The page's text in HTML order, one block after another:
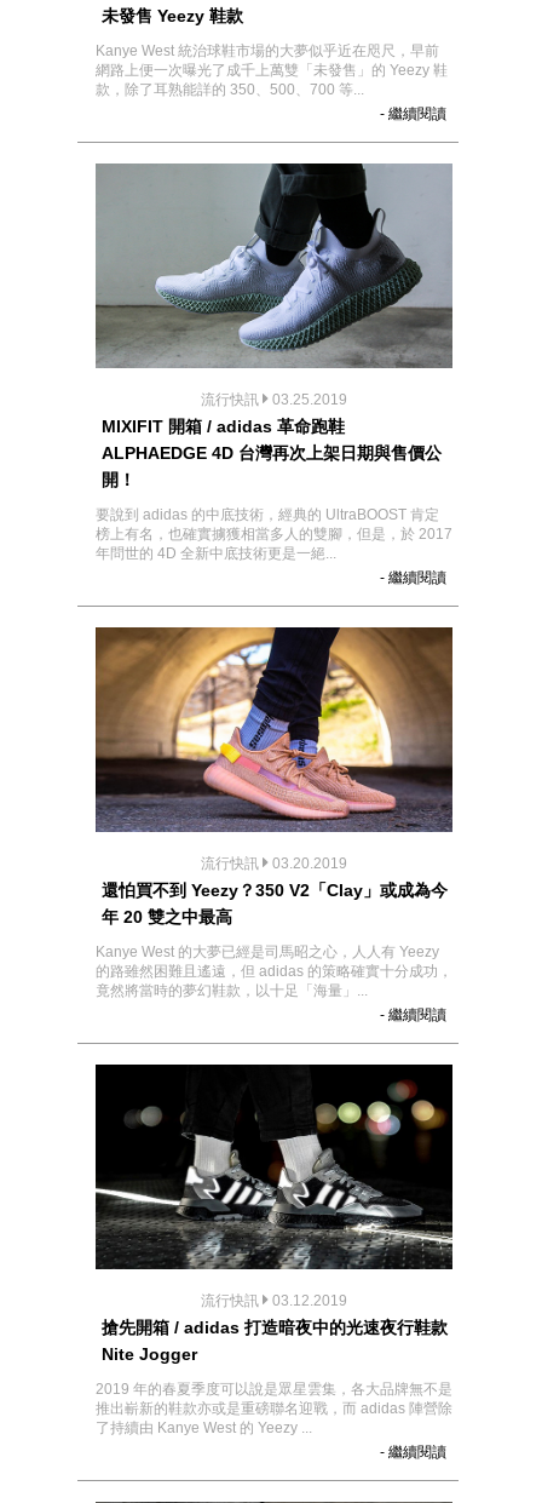
未發售 Yeezy 鞋款
Kanye West 統治球鞋市場的大夢似乎近在咫尺，早前
網路上便一次曝光了成千上萬雙「未發售」的 Yeezy 鞋
款，除了耳熟能詳的 350、500、700 等...
- 繼續閱讀
流行快訊 03.25.2019
MIXIFIT 開箱 / adidas 革命跑鞋
ALPHAEDGE 4D 台灣再次上架日期與售價公
開！
要說到 adidas 的中底技術，經典的 UltraBOOST 肯定
榜上有名，也確實擄獲相當多人的雙腳，但是，於 2017
年問世的 4D 全新中底技術更是一絕...
- 繼續閱讀
流行快訊 03.20.2019
還怕買不到 Yeezy？350 V2「Clay」或成為今
年 20 雙之中最高
Kanye West 的大夢已經是司馬昭之心，人人有 Yeezy
的路雖然困難且遙遠，但 adidas 的策略確實十分成功，
竟然將當時的夢幻鞋款，以十足「海量」...
- 繼續閱讀
流行快訊 03.12.2019
搶先開箱 / adidas 打造暗夜中的光速夜行鞋款
Nite Jogger
2019 年的春夏季度可以說是眾星雲集，各大品牌無不是
推出嶄新的鞋款亦或是重磅聯名迎戰，而 adidas 陣營除
了持續由 Kanye West 的 Yeezy ...
- 繼續閱讀